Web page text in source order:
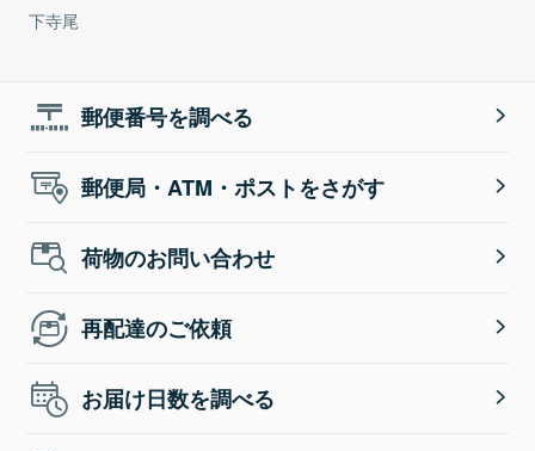
下寺尾
郵便番号を調べる
郵便局・ATM・ポストをさがす
荷物のお問い合わせ
再配達のご依頼
お届け日数を調べる